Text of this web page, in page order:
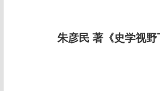
朱彦民 著《史学视野